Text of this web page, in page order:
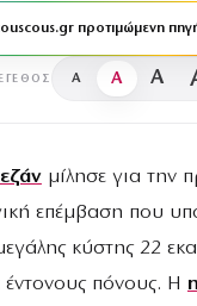
προτιμώμενη
A A A
μίλησε για την
επέμβαση που
κύστης 22
πόνους. Η